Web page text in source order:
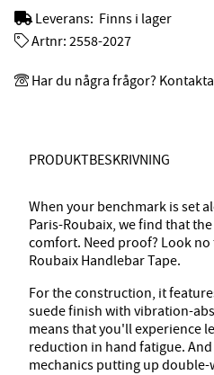
PRODUKTBESKRIVNING
When your benchmark is set
Paris-Roubaix, we find that
comfort. Need proof? Look
Roubaix Handlebar Tape.
For the construction, it
suede finish with vibration-
means that you'll experience
reduction in hand fatigue.
mechanics putting up double-
Leverans: Finns i lager
Artnr: 2558-2027
Har du några frågor?